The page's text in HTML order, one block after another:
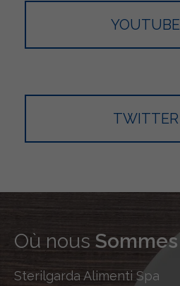
YOUTUBE
TWITTER
Où nous Sommes
Sterilgarda Alimenti Spa